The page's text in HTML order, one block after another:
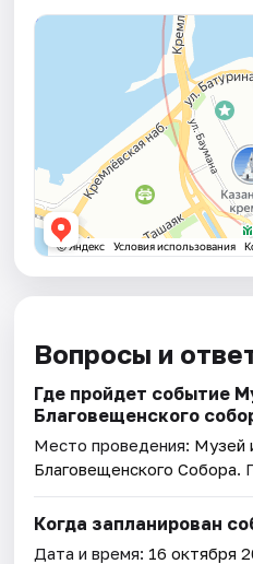
Вопросы и
Где пройдет событие
Благовещенского
Место проведения: Музей
Благовещенского Собора.
Когда запланирован
Дата и время: 16 октября